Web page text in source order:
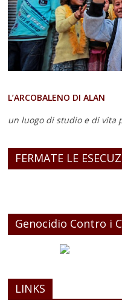
L’ARCOBALENO DI ALAN
un luogo di studio e di vita
FERMATE LE
Genocidio Contro i
LINKS